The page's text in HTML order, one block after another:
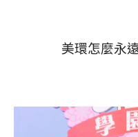
美環怎麼永